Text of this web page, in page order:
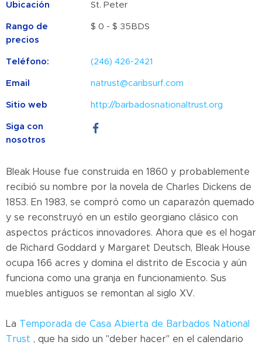
Ubicación St. Peter
Rango de
precios
$ 0 - $ 35BDS
Teléfono: (246) 426-2421
Email natrust@caribsurf.com
Sitio web http://barbadosnationaltrust.org
Siga con
nosotros
Bleak House fue construida en 1860 y probablemente
recibió su nombre por la novela de Charles Dickens de
1853. En 1983, se compró como un caparazón quemado
y se reconstruyó en un estilo georgiano clásico con
aspectos prácticos innovadores. Ahora que es el hogar
de Richard Goddard y Margaret Deutsch, Bleak House
ocupa 166 acres y domina el distrito de Escocia y aún
funciona como una granja en funcionamiento. Sus
muebles antiguos se remontan al siglo XV.
La Temporada de Casa Abierta de Barbados National
Trust , que ha sido un "deber hacer" en el calendario